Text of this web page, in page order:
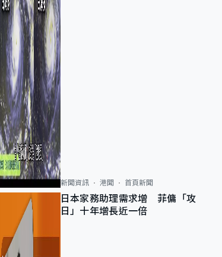
新聞資訊 港聞 首頁新聞
日本家務助理需求增 菲傭「攻
日」十年增長近一倍